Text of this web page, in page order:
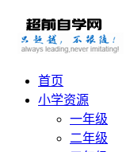
首页
小学资源
一年级
二年级